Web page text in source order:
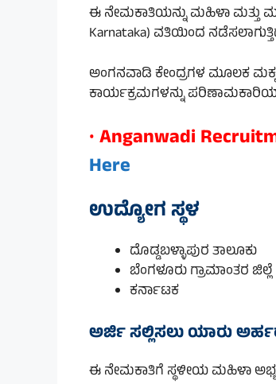
ಈ ನೇಮಕಾತಿಯನ್ನು ಮಹಿಳಾ ಮತ್ತು
Karnataka) ವತಿಯಿಂದ
ಅಂಗನವಾಡಿ ಕೇಂದ್ರಗಳ ಮೂಲಕ
ಕಾರ್ಯಕ್ರಮಗಳನ್ನು
•Anganwadi
Here
ಉದ್ಯೋಗ ಸ್ಥಳ
ದೊಡ್ಡಬಳ್ಳಾಪುರ ತಾಲೂಕು
ಬೆಂಗಳೂರು ಗ್ರಾಮಾಂತರ ಜಿಲ್ಲೆ
ಕರ್ನಾಟಕ
ಅರ್ಜಿ ಸಲ್ಲಿಸಲು ಯಾರು
ಈ ನೇಮಕಾತಿಗೆ ಸ್ಥಳೀಯ ಮಹಿಳಾ